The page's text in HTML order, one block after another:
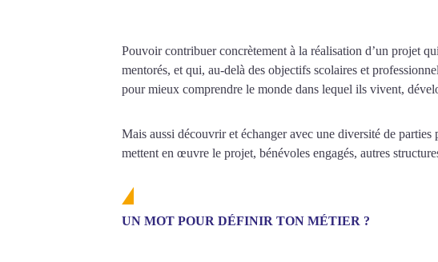
Pouvoir contribuer concrètement à la réalisation d’un projet
mentorés, et qui, au-delà des objectifs scolaires et
pour mieux comprendre le monde dans lequel ils vivent,
Mais aussi découvrir et échanger avec une diversité de
mettent en œuvre le projet, bénévoles engagés, autres
UN MOT POUR DÉFINIR TON MÉTIER ?